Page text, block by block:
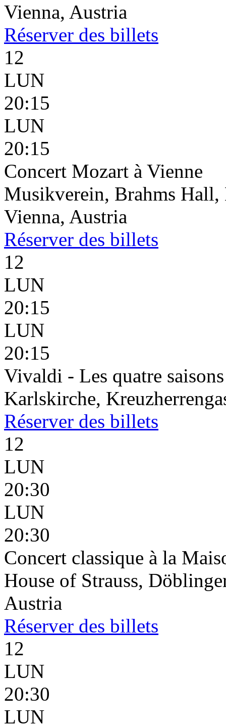
Vienna, Austria
Réserver des billets
12
LUN
20:15
LUN
20:15
Concert Mozart à Vienne
Musikverein, Brahms Hall,
Vienna, Austria
Réserver des billets
12
LUN
20:15
LUN
20:15
Vivaldi - Les quatre saisons
Karlskirche,
Réserver des billets
12
LUN
20:30
LUN
20:30
Concert classique à la
House of Strauss,
Austria
Réserver des billets
12
LUN
20:30
LUN